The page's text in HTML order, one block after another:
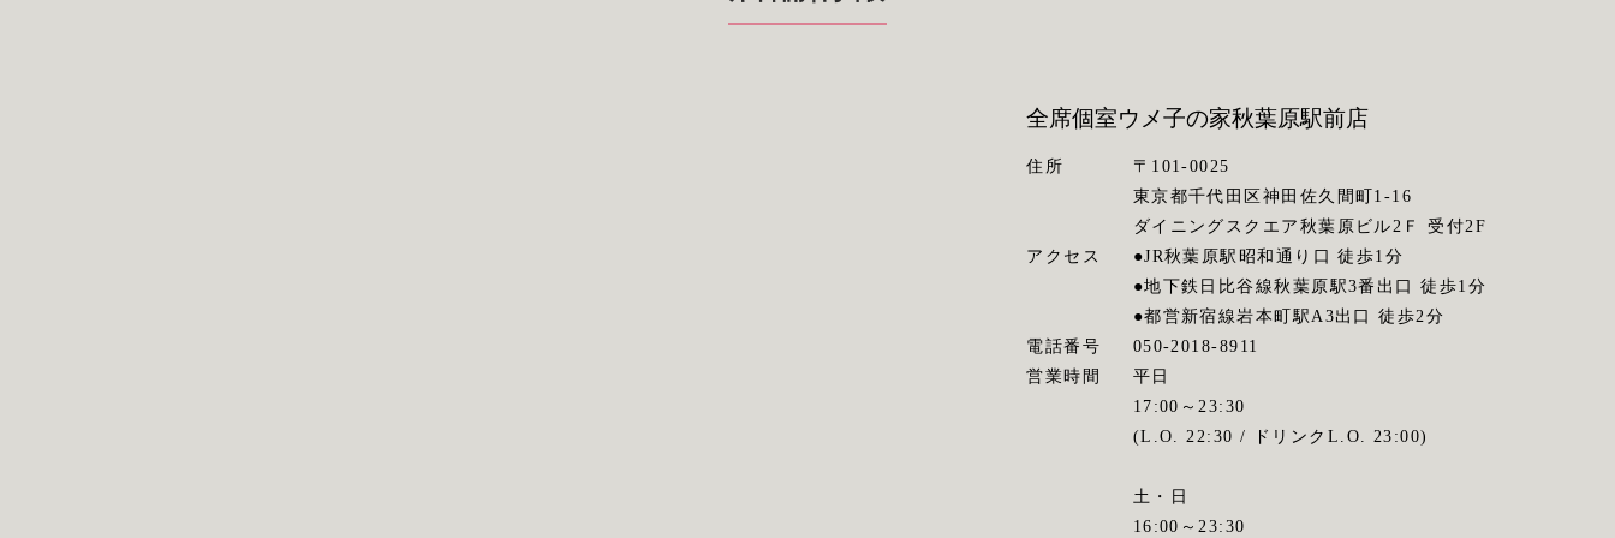
全席個室ウメ子の家秋葉原駅前店
住所
〒101-0025
東京都千代田区神田佐久間町1-16
ダイニングスクエア秋葉原ビル2Ｆ 受付2F
アクセス
●JR秋葉原駅昭和通り口 徒歩1分
●地下鉄日比谷線秋葉原駅3番出口 徒歩1分
●都営新宿線岩本町駅A3出口 徒歩2分
電話番号
050-2018-8911
営業時間
平日
17:00～23:30
(L.O. 22:30 / ドリンクL.O. 23:00)
土・日
16:00～23:30